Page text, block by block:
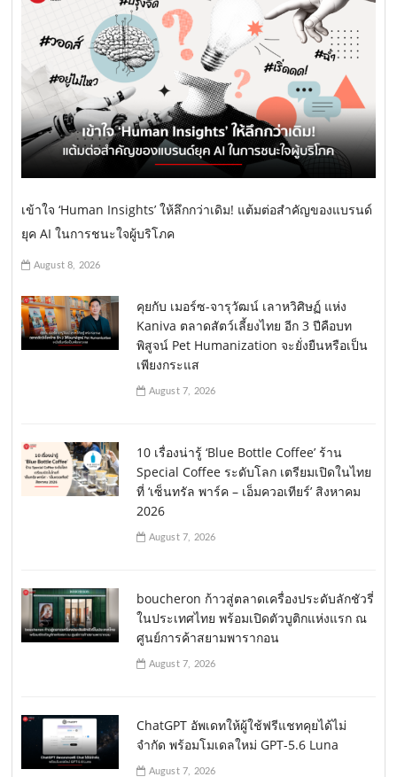
เข้าใจ ‘Human Insights’ ให้ลึกกว่าเดิม! แต้มต่อสำคัญของแบรนด์
ยุค AI ในการชนะใจผู้บริโภค
August 8, 2026
คุยกับ เมอร์ซ-จารุวัฒน์ เลาหวิศิษฏ์ แห่ง
Kaniva ตลาดสัตว์เลี้ยงไทย อีก 3 ปีคือบท
พิสูจน์ Pet Humanization จะยั่งยืนหรือเป็น
เพียงกระแส
August 7, 2026
10 เรื่องน่ารู้ ‘Blue Bottle Coffee’ ร้าน
Special Coffee ระดับโลก เตรียมเปิดในไทย
ที่ ‘เซ็นทรัล พาร์ค – เอ็มควอเทียร์’ สิงหาคม
2026
August 7, 2026
boucheron ก้าวสู่ตลาดเครื่องประดับลักชัวรี่
ในประเทศไทย พร้อมเปิดตัวบูติกแห่งแรก ณ
ศูนย์การค้าสยามพารากอน
August 7, 2026
ChatGPT อัพเดทให้ผู้ใช้ฟรีแชทคุยได้ไม่
จำกัด พร้อมโมเดลใหม่ GPT-5.6 Luna
August 7, 2026